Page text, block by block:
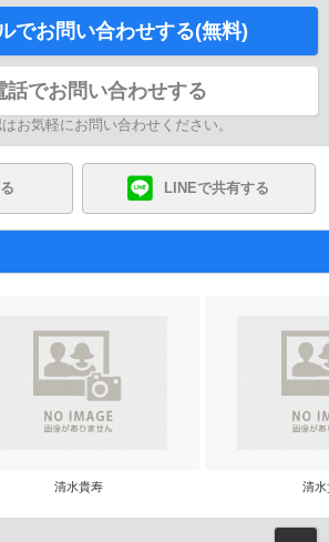
でお問い合わせする(無料)
話でお問い合わせする
お気軽にお問い合わせください。
LINEで共有する
清水貴寿 清水